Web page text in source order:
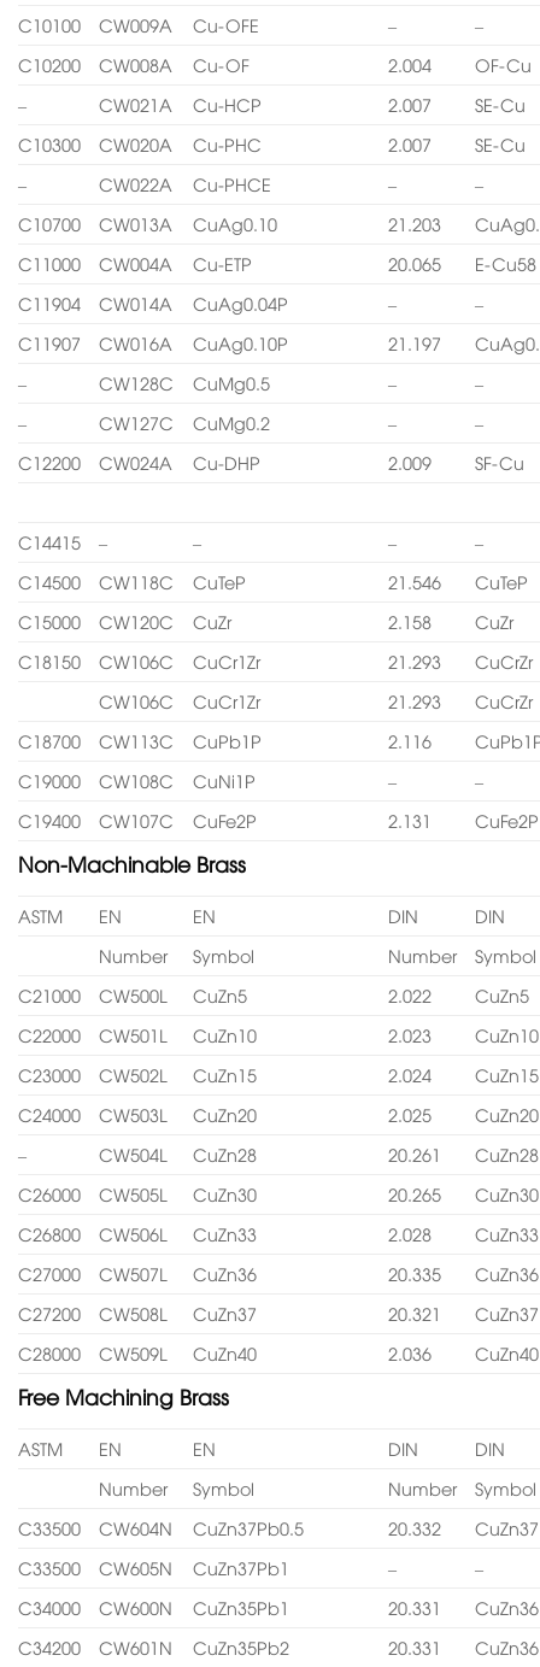
C10100
CW009A Cu-OFE –
–
C10200
CW008A Cu-OF 2.004
OF-Cu
–
CW021A Cu-HCP 2.007
SE-Cu
C10300
CW020A Cu-PHC 2.007
SE-Cu
–
CW022A Cu-PHCE –
–
C10700
CW013A CuAg0.10 21.203
C11000
CW004A Cu-ETP 20.065
E-Cu58
C11904
CW014A CuAg0.04P –
–
C11907
CW016A CuAg0.10P 21.197
–
CW128C CuMg0.5 –
–
–
CW127C CuMg0.2 –
–
C12200
CW024A Cu-DHP 2.009 SF-Cu
C14415 – – –
–
C14500
CW118C CuTeP 21.546
CuTeP
C15000
CW120C CuZr 2.158
CuZr
C18150
CW106C CuCr1Zr 21.293
CuCrZr
CW106C
CuCr1Zr 21.293
CuCrZr
C18700
CW113C CuPb1P 2.116
C19000
CW108C CuNi1P –
–
C19400
CW107C CuFe2P 2.131 CuFe2P
Non-Machinable Brass
ASTM EN EN DIN
DIN
Number
Symbol Number
Symbol
C21000
CW500L CuZn5 2.022
CuZn5
C22000
CW501L CuZn10 2.023
CuZn10
C23000
CW502L CuZn15 2.024
CuZn15
C24000
CW503L CuZn20 2.025
CuZn20
–
CW504L CuZn28 20.261
CuZn28
C26000
CW505L CuZn30 20.265
CuZn30
C26800
CW506L CuZn33 2.028
CuZn33
C27000
CW507L CuZn36 20.335
CuZn36
C27200
CW508L CuZn37 20.321
CuZn37
C28000
CW509L CuZn40 2.036 CuZn40
Free Machining Brass
ASTM EN EN DIN
DIN
Number
Symbol Number
Symbol
C33500
CW604N CuZn37Pb0.5 20.332
C33500
CW605N CuZn37Pb1 –
–
C34000
CW600N CuZn35Pb1 20.331
C34200
CW601N CuZn35Pb2 20.331